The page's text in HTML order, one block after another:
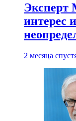
Эксперт
интерес
2 месяца